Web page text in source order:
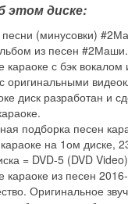
этом диске:
песни (минусовки)
из песен #2Маши.
караоке с бэк вокалом
оригинальными
диск разработан и
подборка песен
на 1ом диске,
= DVD-5 (DVD
караоке из песен
Оригинальное